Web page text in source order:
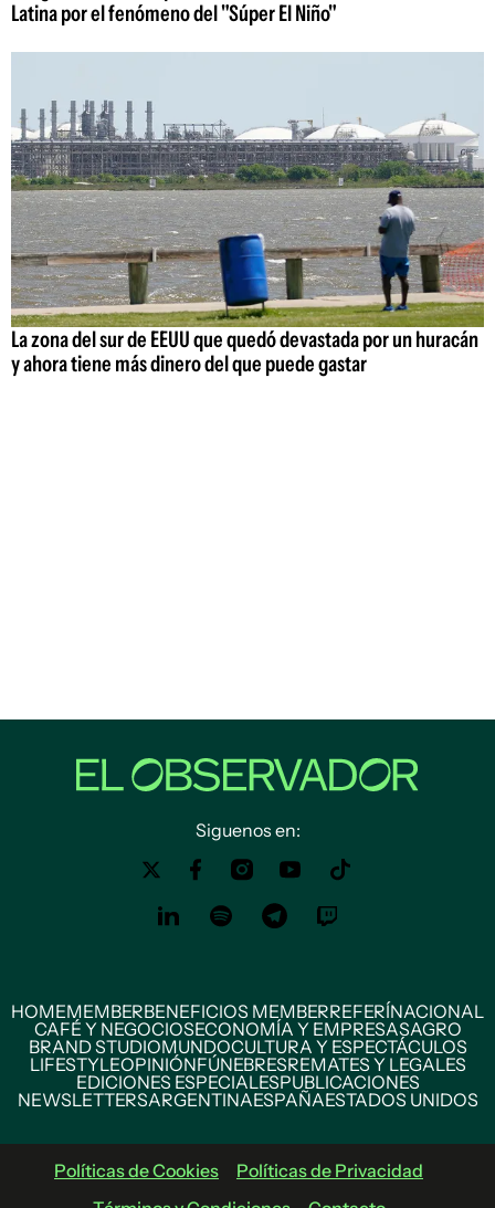
Latina por el fenómeno del "Súper El Niño"
La zona del sur de EEUU que quedó devastada por un huracán
y ahora tiene más dinero del que puede gastar
Siguenos en:
HOMEMEMBERBENEFICIOS MEMBERREFERÍNACIONAL
CAFÉ Y NEGOCIOSECONOMÍA Y EMPRESASAGRO
BRAND STUDIOMUNDOCULTURA Y ESPECTÁCULOS
LIFESTYLEOPINIÓNFÚNEBRESREMATES Y LEGALES
EDICIONES ESPECIALESPUBLICACIONES
NEWSLETTERSARGENTINAESPAÑAESTADOS UNIDOS
Políticas de Cookies
Políticas de Privacidad